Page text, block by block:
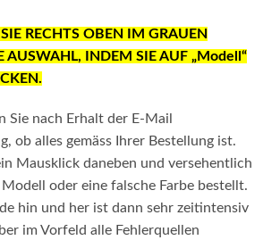
RECHTS OBEN IM GRAUEN
AUSWAHL, INDEM SIE AUF „Modell“
Sie nach Erhalt der E-Mail
ob alles gemäss Ihrer Bestellung ist.
Mausklick daneben und versehentlich
oder eine falsche Farbe bestellt.
hin und her ist dann sehr zeitintensiv
im Vorfeld alle Fehlerquellen